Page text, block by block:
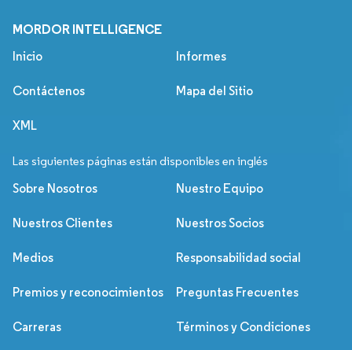
MORDOR INTELLIGENCE
Inicio Informes
Contáctenos Mapa del Sitio
XML
Las siguientes páginas están disponibles en inglés
Sobre Nosotros Nuestro Equipo
Nuestros Clientes Nuestros Socios
Medios Responsabilidad social
Premios y reconocimientos Preguntas Frecuentes
Carreras Términos y Condiciones